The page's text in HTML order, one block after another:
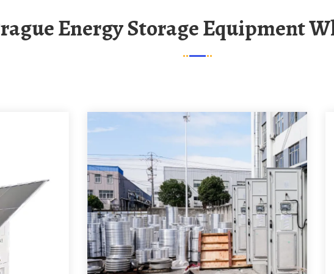
Prague Energy Storage Equipment